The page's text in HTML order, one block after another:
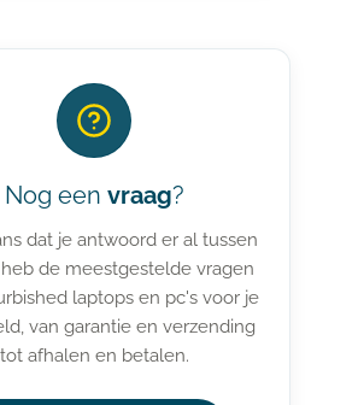
Nog een vraag?
dat je antwoord er al tussen
heb de meestgestelde vragen
laptops en pc's voor je
van garantie en verzending
tot afhalen en betalen.